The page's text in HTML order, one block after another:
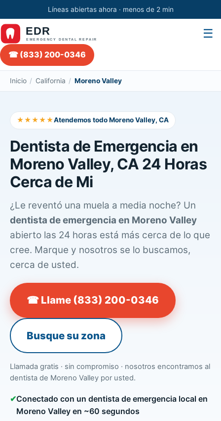
Líneas abiertas ahora · menos de 2 min
☰
☎ (833) 200-0346
Inicio / California / Moreno Valley
★★★★★Atendemos todo Moreno Valley, CA
Dentista de Emergencia en
Moreno Valley, CA 24 Horas
Cerca de Mi
¿Le reventó una muela a media noche? Un
dentista de emergencia en Moreno Valley
abierto las 24 horas está más cerca de lo que
cree. Marque y nosotros se lo buscamos,
cerca de usted.
☎ Llame (833) 200-0346
Busque su zona
Llamada gratis · sin compromiso · nosotros encontramos al
dentista de Moreno Valley por usted.
✔Conectado con un dentista de emergencia local en
Moreno Valley en ~60 segundos